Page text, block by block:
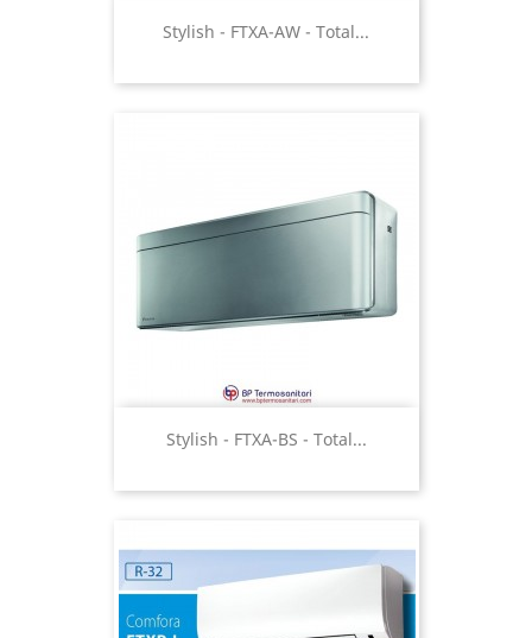
Stylish - FTXA-AW - Total...
Stylish - FTXA-BS - Total...